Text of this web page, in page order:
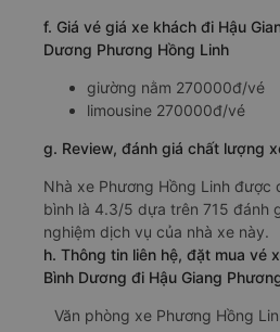
f. Giá vé giá xe khách đi Hậu
Dương Phương Hồng Linh
giường nằm 270000đ/vé
limousine 270000đ/vé
g. Review, đánh giá chất lượng
Nhà xe Phương Hồng Linh được
bình là 4.3/5 dựa trên 715 đánh
nghiệm dịch vụ của nhà xe này.
h. Thông tin liên hệ, đặt mua vé
Bình Dương đi Hậu Giang
Văn phòng xe Phương Hồng